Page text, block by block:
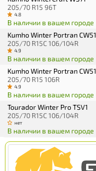
205/70 R15 96T
4.8
В наличии в вашем городе
Kumho Winter Portran CW51
205/70 R15C 106/104R
4.9
В наличии в вашем городе
Kumho Winter Portran CW51
205/70 R15 106R
4.9
В наличии в вашем городе
Tourador Winter Pro TSV1
205/70 R15C 106/104R
нет
В наличии в вашем городе